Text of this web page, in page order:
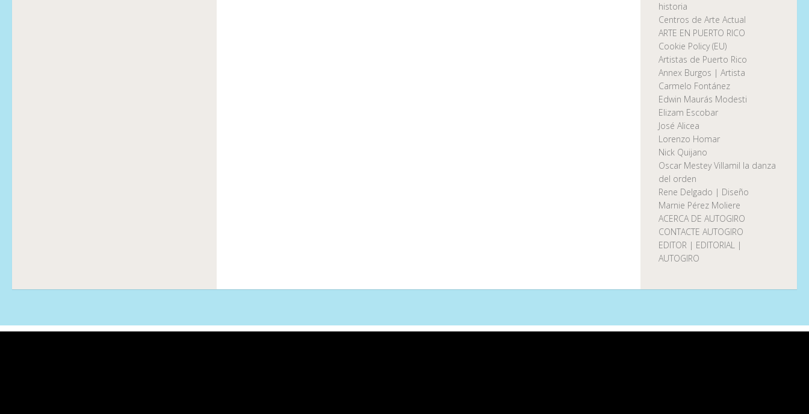
historia
Centros de Arte Actual
ARTE EN PUERTO RICO
Cookie Policy (EU)
Artistas de Puerto Rico
Annex Burgos | Artista
Carmelo Fontánez
Edwin Maurás Modesti
Elizam Escobar
José Alicea
Lorenzo Homar
Nick Quijano
Oscar Mestey Villamil la danza
del orden
Rene Delgado | Diseño
Marnie Pérez Moliere
ACERCA DE AUTOGIRO
CONTACTE AUTOGIRO
EDITOR | EDITORIAL |
AUTOGIRO